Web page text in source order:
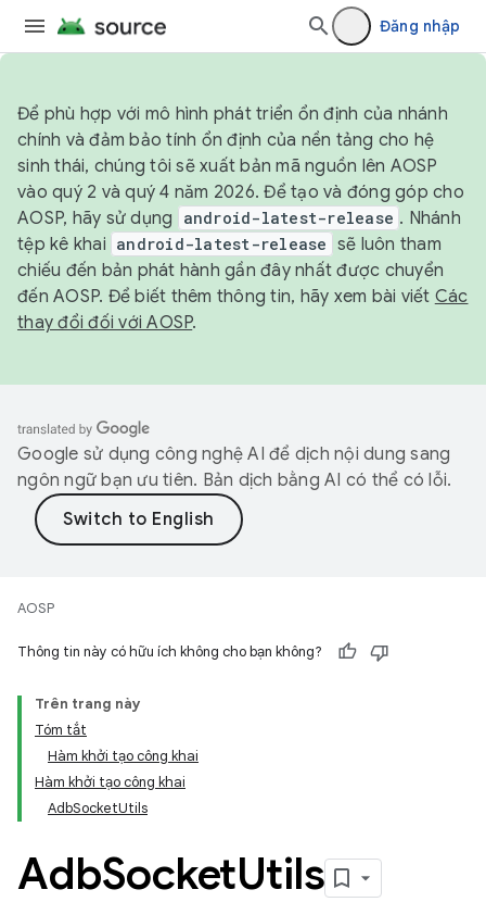
Đăng nhập
Để phù hợp với mô hình phát triển ổn định của nhánh
chính và đảm bảo tính ổn định của nền tảng cho hệ
sinh thái, chúng tôi sẽ xuất bản mã nguồn lên AOSP
vào quý 2 và quý 4 năm 2026. Để tạo và đóng góp cho
AOSP, hãy sử dụng
android-latest-release . Nhánh
tệp kê khai android-latest-release sẽ luôn tham
chiếu đến bản phát hành gần đây nhất được chuyển
đến AOSP. Để biết thêm thông tin, hãy xem bài viết Các
thay đổi đối với AOSP.
Google sử dụng công nghệ AI để dịch nội dung sang
ngôn ngữ bạn ưu tiên. Bản dịch bằng AI có thể có lỗi.
AOSP
Thông tin này có hữu ích không cho bạn không?
Trên trang này
Tóm tắt
Hàm khởi tạo công khai
Hàm khởi tạo công khai
AdbSocketUtils
AdbSocketUtils